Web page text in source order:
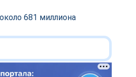
681 миллиона